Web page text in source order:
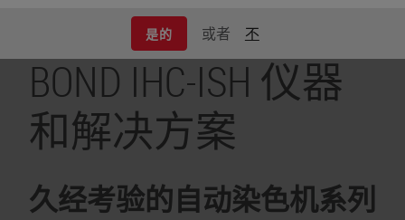
是的 或者 不
BOND IHC-ISH 仪器
和解决方案
久经考验的自动染色机系列